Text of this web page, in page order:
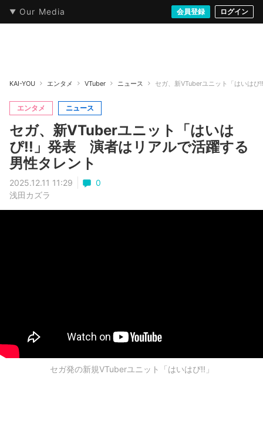
Our Media 会員登録 ログイン
本・文芸 情報化社会 音楽・映像 ゲームストリート
KAI-YOU エンタメ VTuber ニュース セガ、新VTuberユニット「はいは
エンタメ ニュース
セガ、新VTuberユニット「はいは
ぴ!!」発表 演者はリアルで活躍する
男性タレント
2025.12.11 11:29
0
浅田カズラ
セガ発の新規VTuberユニット「はいはぴ!!」